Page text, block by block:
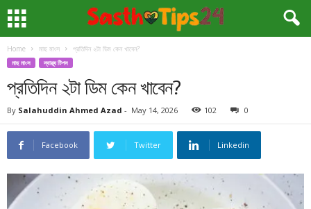
Home মাছ মাংস প্রতিদিন ২টা ডিম কেন খাবেন?
মাছ মাংস স্বাস্থ্য টিপস
প্রতিদিন ২টা ডিম কেন খাবেন?
By Salahuddin Ahmed Azad - May 14, 2026 102 0
Facebook Twitter Linkedin